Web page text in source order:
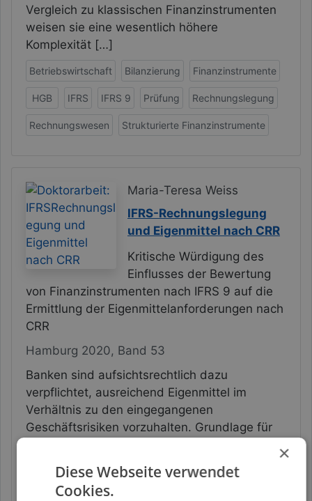
Vergleich zu klassischen Finanzinstrumenten
weisen sie eine wesentlich höhere
Komplexität […]
Betriebswirtschaft Bilanzierung Finanzinstrumente
HGB IFRS IFRS 9 Prüfung Rechnungslegung
Rechnungswesen Strukturierte Finanzinstrumente
Maria-Teresa Weiss
IFRS-Rechnungslegung
und Eigenmittel nach CRR
Kritische Würdigung des
Einflusses der Bewertung
von Finanzinstrumenten nach IFRS 9 auf die
Ermittlung der Eigenmittelanforderungen nach
CRR
Hamburg 2020, Band 53
Banken sind aufsichtsrechtlich dazu
verpflichtet, ausreichend Eigenmittel im
Verhältnis zu den eingegangenen
Geschäftsrisiken vorzuhalten. Grundlage für
nach […]
×
Diese Webseite verwendet
Cookies.